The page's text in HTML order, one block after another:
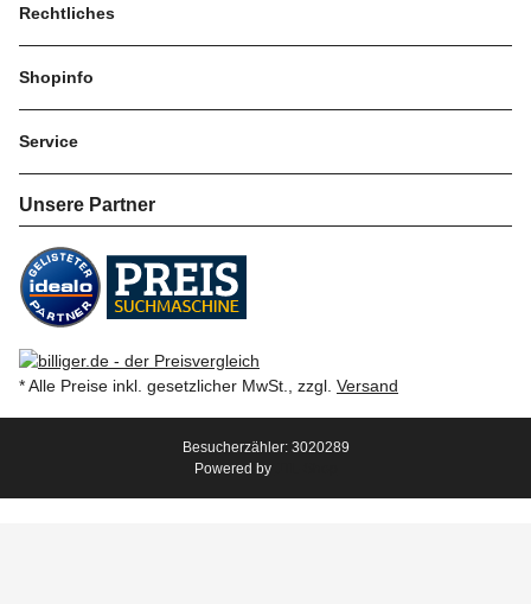
Rechtliches
Shopinfo
Service
Unsere Partner
* Alle Preise inkl. gesetzlicher MwSt., zzgl. Versand
Besucherzähler: 3020289
Powered by